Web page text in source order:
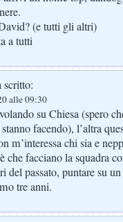
(e tutti gli altri)
a tutti
scritto:
alle 09:30
su Chiesa (spero
facendo), l’altra
m’interessa chi sia e
che facciano la squadra
del passato, puntare su
tre anni.